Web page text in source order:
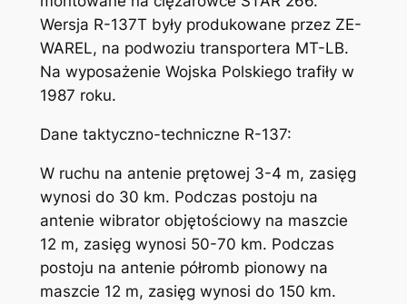
Wersja R-137T były produkowane przez ZE-
WAREL, na podwoziu transportera MT-LB.
Na wyposażenie Wojska Polskiego trafiły w
1987 roku.
Dane taktyczno-techniczne R-137:
W ruchu na antenie prętowej 3-4 m, zasięg
wynosi do 30 km. Podczas postoju na
antenie wibrator objętościowy na maszcie
12 m, zasięg wynosi 50-70 km. Podczas
postoju na antenie półromb pionowy na
maszcie 12 m, zasięg wynosi do 150 km.